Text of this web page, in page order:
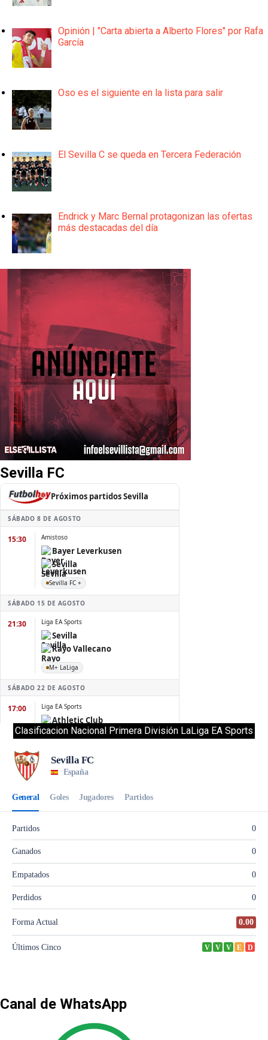
Opinión | "Carta abierta a Alberto Flores" por Rafa
García
Oso es el siguiente en la lista para salir
El Sevilla C se queda en Tercera Federación
Endrick y Marc Bernal protagonizan las ofertas
más destacadas del día
Sevilla FC
Clasificacion Nacional Primera División LaLiga EA Sports
Canal de WhatsApp